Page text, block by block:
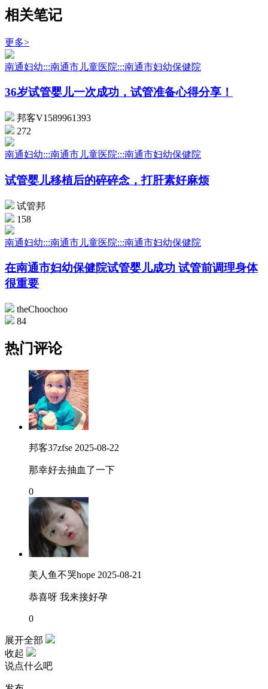
相关笔记
更多>
南通妇幼:::南通市儿童医院:::南通市妇幼保健院
36岁试管婴儿一次成功，试管准备心得分享！
邦客V1589961393
272
南通妇幼:::南通市儿童医院:::南通市妇幼保健院
试管婴儿移植后的碎碎念，打肝素好麻烦
试管邦
158
南通妇幼:::南通市儿童医院:::南通市妇幼保健院
在南通市妇幼保健院试管婴儿成功 试管前调理身体
很重要
theChoochoo
84
热门评论
邦客37zfse 2025-08-22
那幸好去抽血了一下
0
美人鱼不哭hope 2025-08-21
恭喜呀 我来接好孕
0
展开全部
收起
说点什么吧